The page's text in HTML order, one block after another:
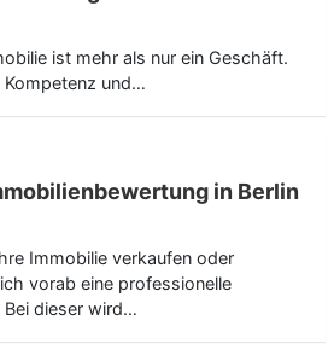
ist mehr als nur ein Geschäft.
Kompetenz und…
in Berlin
Immobilie verkaufen oder
vorab eine professionelle
dieser wird…